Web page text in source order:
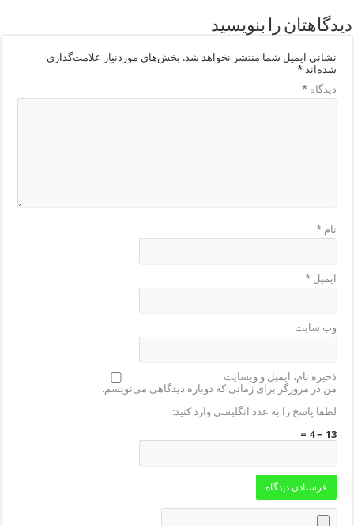
دیدگاهتان را بنویسید
نشانی ایمیل شما منتشر نخواهد شد. بخش‌های موردنیاز علامت‌گذاری
شده‌اند*
دیدگاه*
نام*
ایمیل*
وب‌ سایت
ذخیره نام، ایمیل و وبسایت
من در مرورگر برای زمانی که دوباره دیدگاهی می‌نویسم.
لطفا پاسخ را به عدد انگلیسی وارد کنید:
13 − 4 =